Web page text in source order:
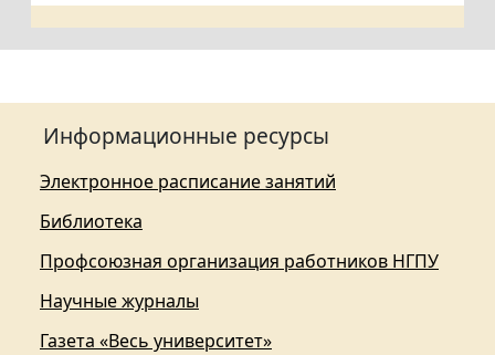
Информационные ресурсы
Электронное расписание занятий
Библиотека
Профсоюзная организация работников НГПУ
Научные журналы
Газета «Весь университет»